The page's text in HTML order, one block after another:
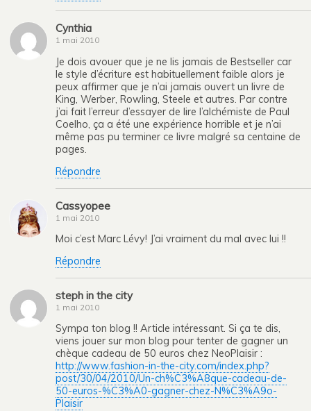
Cynthia
1 mai 2010
Je dois avouer que je ne lis jamais de Bestseller car
le style d’écriture est habituellement faible alors je
peux affirmer que je n’ai jamais ouvert un livre de
King, Werber, Rowling, Steele et autres. Par contre
j’ai fait l’erreur d’essayer de lire l’alchémiste de Paul
Coelho, ça a été une expérience horrible et je n’ai
même pas pu terminer ce livre malgré sa centaine de
pages.
Répondre
Cassyopee
1 mai 2010
Moi c’est Marc Lévy! J’ai vraiment du mal avec lui !!
Répondre
steph in the city
1 mai 2010
Sympa ton blog !! Article intéressant. Si ça te dis,
viens jouer sur mon blog pour tenter de gagner un
chèque cadeau de 50 euros chez NeoPlaisir :
http://www.fashion-in-the-city.com/index.php?
post/30/04/2010/Un-ch%C3%A8que-cadeau-de-
50-euros-%C3%A0-gagner-chez-N%C3%A9o-
Plaisir